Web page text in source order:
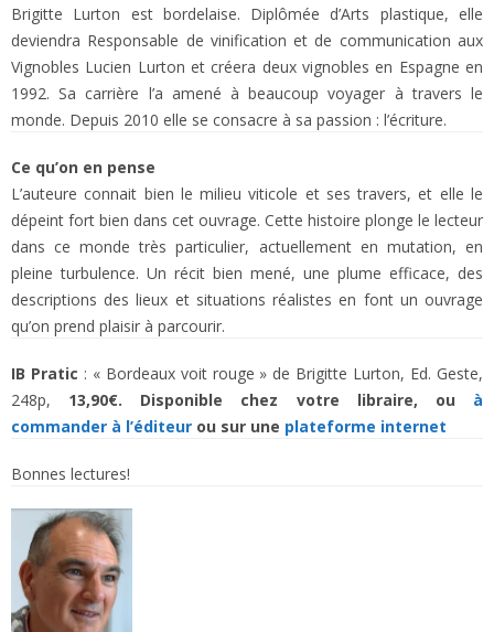
Brigitte Lurton est bordelaise. Diplômée d’Arts plastique, elle
deviendra Responsable de vinification et de communication aux
Vignobles Lucien Lurton et créera deux vignobles en Espagne en
1992. Sa carrière l’a amené à beaucoup voyager à travers le
monde. Depuis 2010 elle se consacre à sa passion : l’écriture.
Ce qu’on en pense
L’auteure connait bien le milieu viticole et ses travers, et elle le
dépeint fort bien dans cet ouvrage. Cette histoire plonge le lecteur
dans ce monde très particulier, actuellement en mutation, en
pleine turbulence. Un récit bien mené, une plume efficace, des
descriptions des lieux et situations réalistes en font un ouvrage
qu’on prend plaisir à parcourir.
IB Pratic : « Bordeaux voit rouge » de Brigitte Lurton, Ed. Geste,
248p, 13,90€. Disponible chez votre libraire, ou à
commander à l’éditeur ou sur une plateforme internet
Bonnes lectures!